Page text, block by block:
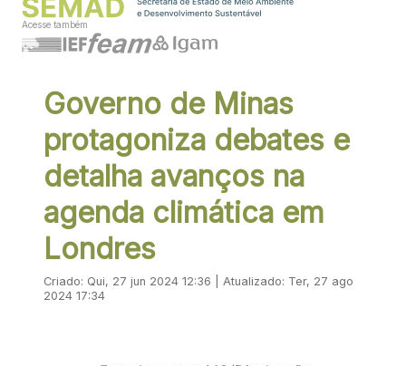
Acesse também
Governo de Minas
protagoniza debates e
detalha avanços na
agenda climática em
Londres
Criado: Qui, 27 jun 2024 12:36 | Atualizado: Ter, 27 ago
2024 17:34